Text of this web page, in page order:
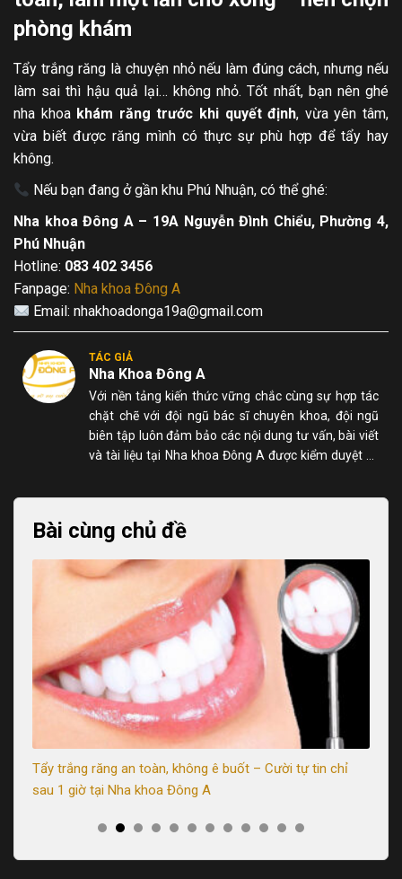
phòng khám
Tẩy trắng răng là chuyện nhỏ nếu làm đúng cách, nhưng nếu
làm sai thì hậu quả lại… không nhỏ. Tốt nhất, bạn nên ghé
nha khoa khám răng trước khi quyết định, vừa yên tâm,
vừa biết được răng mình có thực sự phù hợp để tẩy hay
không.
Nếu bạn đang ở gần khu Phú Nhuận, có thể ghé:
Nha khoa Đông A – 19A Nguyễn Đình Chiểu, Phường 4,
Phú Nhuận
Hotline: 083 402 3456
Fanpage: Nha khoa Đông A
Email: nhakhoadonga19a@gmail.com
TÁC GIẢ
Nha Khoa Đông A
Với nền tảng kiến thức vững chắc cùng sự hợp tác
chặt chẽ với đội ngũ bác sĩ chuyên khoa, đội ngũ
biên tập luôn đảm bảo các nội dung tư vấn, bài viết
và tài liệu tại Nha khoa Đông A được kiểm duyệt kỹ
Bài cùng chủ đề
Tẩy trắng răng an toàn, không ê buốt – Cười tự tin chỉ
sau 1 giờ tại Nha khoa Đông A